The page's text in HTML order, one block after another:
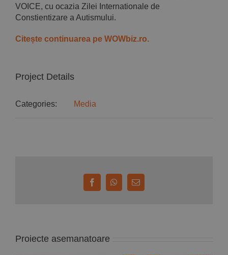
VOICE, cu ocazia Zilei Internationale de
Constientizare a Autismului.
Citește continuarea pe WOWbiz.ro.
Project Details
Categories: Media
FacebookWhatsApp
E-
mail:
Proiecte asemanatoare